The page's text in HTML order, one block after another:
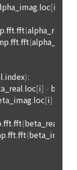
적, 안정적으로 서
승낙 없이 타인에
한 국가 기관 등
다.
항이 접수되는 경
법을 통해 동 "회
나 시스템의 장애
손해에 대해서는
하는 개인정보 항
있습니다. 웹 브라
용하거나, 쿠키가
쿠키의 저장을 거
를 지정하는 방법